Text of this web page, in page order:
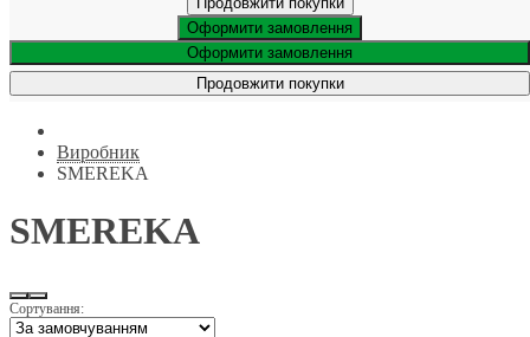
Оформити замовлення
Оформити замовлення
Продовжити покупки
Виробник
SMEREKA
SMEREKA
Сортування: